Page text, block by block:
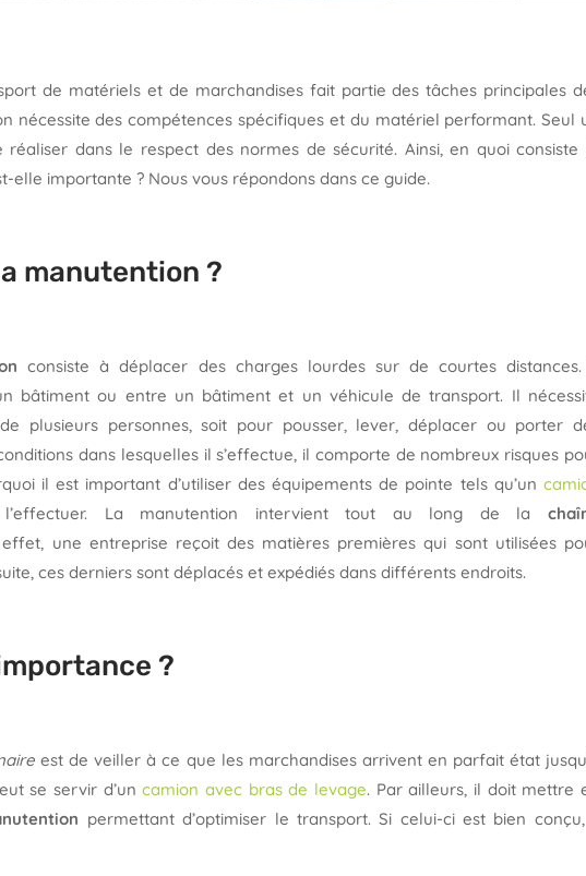
de matériels et de marchandises fait partie des tâches principales
nécessite des compétences spécifiques et du matériel performant. Seul
dans le respect des normes de sécurité. Ainsi, en quoi consiste
elle importante ? Nous vous répondons dans ce guide.
manutention ?
consiste à déplacer des charges lourdes sur de courtes
bâtiment ou entre un bâtiment et un véhicule de transport. Il
plusieurs personnes, soit pour pousser, lever, déplacer ou porter
dans lesquelles il s’effectue, il comporte de nombreux risques
il est important d’utiliser des équipements de pointe tels qu’un
La manutention intervient tout au long de la
une entreprise reçoit des matières premières qui sont utilisées
ces derniers sont déplacés et expédiés dans différents endroits.
?
est de veiller à ce que les marchandises arrivent en parfait état
se servir d’uncamion avec bras de levage. Par ailleurs, il doit mettre
permettant d’optimiser le transport. Si celui-ci est bien